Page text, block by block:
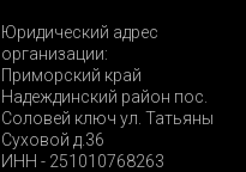
Юридический адрес
организации:
Приморский край
Надеждинский район пос.
Соловей ключ ул. Татьяны
Суховой д.36
ИНН - 251010768263